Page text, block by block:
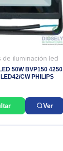
de iluminación led
50W BVP150 4250
CW PHILIPS
Ver